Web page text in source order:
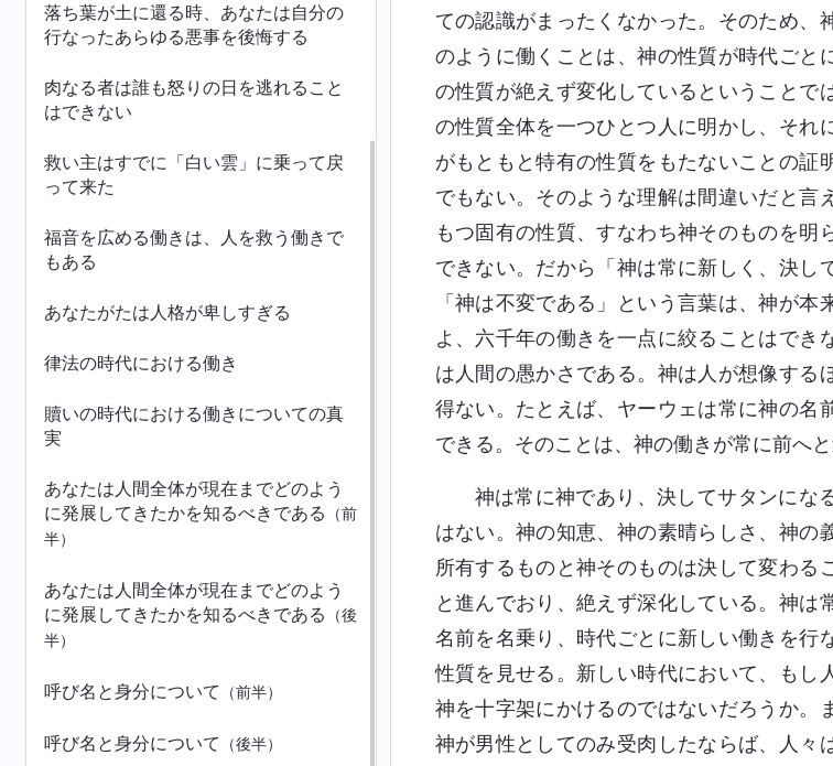
落ち葉が土に還る時、あなたは自分の
行なったあらゆる悪事を後悔する
肉なる者は誰も怒りの日を逃れること
はできない
救い主はすでに「白い雲」に乗って戻
って来た
福音を広める働きは、人を救う働きで
もある
あなたがたは人格が卑しすぎる
律法の時代における働き
贖いの時代における働きについての真
実
あなたは人間全体が現在までどのよう
に発展してきたかを知るべきである
（前
半）
あなたは人間全体が現在までどのよう
に発展してきたかを知るべきである
（後
半）
呼び名と身分について （前半）
呼び名と身分について （後半）
ての認識がまったくなかった。そのため、
のように働くことは、神の性質が時代ごと
の性質が絶えず変化しているということで
の性質全体を一つひとつ人に明かし、それ
がもともと特有の性質をもたないことの証
でもない。そのような理解は間違いだと
もつ固有の性質、すなわち神そのものを
できない。だから「神は常に新しく、決し
「神は不変である」という言葉は、神が
よ、六千年の働きを一点に絞ることはでき
は人間の愚かさである。神は人が想像する
得ない。たとえば、ヤーウェは常に神の名
できる。そのことは、神の働きが常に前へ
神は常に神であり、決してサタンにな
はない。神の知恵、神の素晴らしさ、神
所有するものと神そのものは決して変わ
と進んでおり、絶えず深化している。神
名前を名乗り、時代ごとに新しい働きを行
性質を見せる。新しい時代において、もし
神を十字架にかけるのではないだろうか。
神が男性としてのみ受肉したならば、人々